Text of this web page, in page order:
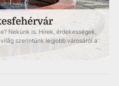
Nekünk is. Hírek, érdekességek,
szerintünk legjobb városáról a